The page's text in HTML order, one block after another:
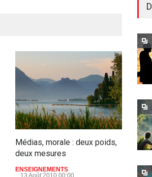
Médias, morale : deux poids,
deux mesures
ENSEIGNEMENTS
13 Août 2010 00:00